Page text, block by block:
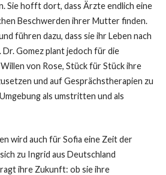
Sie hofft dort, dass Ärzte endlich eine
Beschwerden ihrer Mutter finden.
führen dazu, dass sie ihr Leben nach
Gomez plant jedoch für die
von Rose, Stück für Stück ihre
und auf Gesprächstherapien zu
als umstritten und als
wird auch für Sofia eine Zeit der
zu Ingrid aus Deutschland
ihre Zukunft: ob sie ihre